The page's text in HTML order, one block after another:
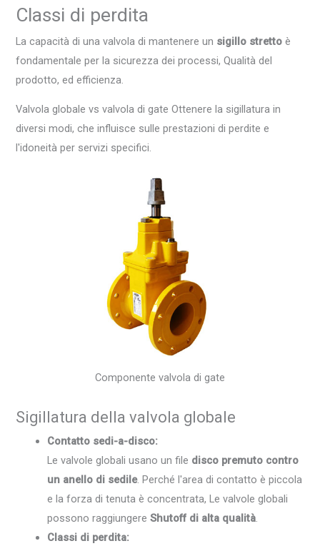
Classi di perdita
La capacità di una valvola di mantenere un sigillo stretto è
fondamentale per la sicurezza dei processi, Qualità del
prodotto, ed efficienza.
Valvola globale vs valvola di gate Ottenere la sigillatura in
diversi modi, che influisce sulle prestazioni di perdite e
l'idoneità per servizi specifici.
Componente valvola di gate
Sigillatura della valvola globale
Contatto sedi-a-disco:
Le valvole globali usano un file disco premuto contro
un anello di sedile. Perché l'area di contatto è piccola
e la forza di tenuta è concentrata, Le valvole globali
possono raggiungereShutoff di alta qualità.
Classi di perdita: